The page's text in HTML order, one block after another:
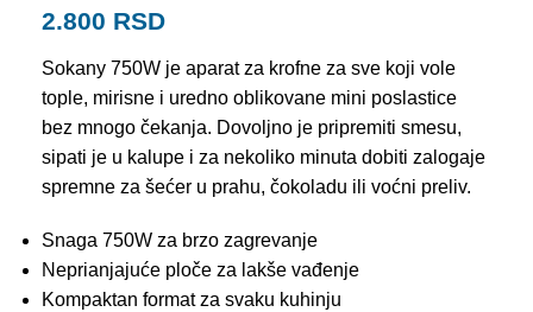
2.800 RSD
Sokany 750W je aparat za krofne za sve koji vole
tople, mirisne i uredno oblikovane mini poslastice
bez mnogo čekanja. Dovoljno je pripremiti smesu,
sipati je u kalupe i za nekoliko minuta dobiti zalogaje
spremne za šećer u prahu, čokoladu ili voćni preliv.
Snaga 750W za brzo zagrevanje
Neprianjajuće ploče za lakše vađenje
Kompaktan format za svaku kuhinju